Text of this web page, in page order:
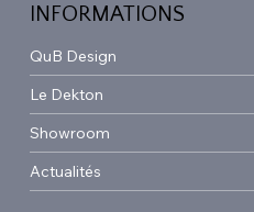
INFORMATIONS
QuB Design
Le Dekton
Showroom
Actualités